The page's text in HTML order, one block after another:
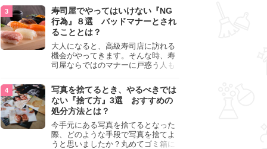
けても大丈夫」というサインが関係
しています。よく選ばれる人の特徴
や、英語が苦手でも焦らない対処
法、自分を守るための注意点を詳し
く解説します。
寿司屋でやってはいけない『NG
行為』８選 バッドマナーとされ
ることとは？
大人になると、高級寿司店に訪れる
機会がやってきます。そんな時、寿
司屋ならではのマナーに戸惑う人も
らためて寿司屋でやってはいけない
『NG行為』をチェックしましょう。
写真を捨てるとき、やるべきでは
ない『捨て方』3選 おすすめの
処分方法とは？
今手元にある写真を捨てるとなった
際、どのような手段で写真を捨てよ
うと思いましたか？丸めてゴミ箱に